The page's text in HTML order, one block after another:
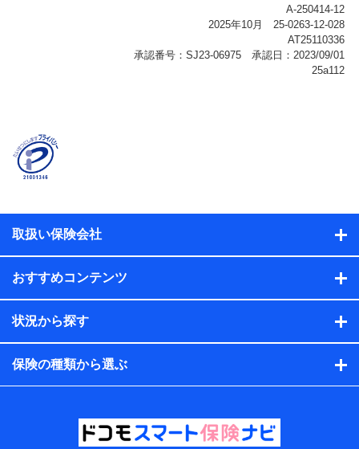
関する情報、アプリケーション利用時の行動に関する情
報、購入されたサービスや商品の名称・購入場所・決済
に関する情報、アンケートの回答に関する情報などが含
名、住所、生年月日、性別、保険契約者と被保険者の関
係、保険加入の目的、保険商品の内容、保険料、保険料
のお支払方法、車のメーカーや走行距離などの情報、建
ル内容や送信履歴の情報及び保険の更改案内等を提供し
保険契約情報
当社または株式会社NTTドコモ・フィナンシャルグルー
プが取得し、又は保有する保険契約に関する情報。例と
して、保険契約者及び被保険者の氏名、住所、生年月
日、性別、保険契約者と被保険者の関係、保険加入の目
的、保険商品の内容、保険料、保険料のお支払方法、車
のメーカーや走行距離などの情報、建物の構造や築年数
などの情報、ペットの種類や年齢などの情報などが含ま
提供当事者から受領当事者が個人データを取得する方法
電子的・電磁的方法等
取扱い保険会社
おすすめコンテンツ
状況から探す
保険の種類から選ぶ